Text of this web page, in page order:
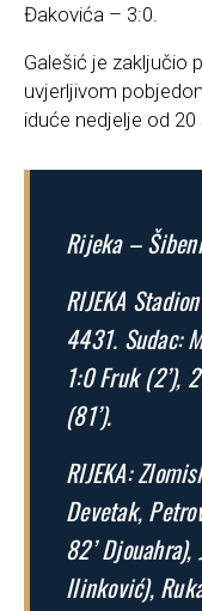
Đakovića – 3:0.
Galešić je zaključio
uvjerljivom
iduće nedjelje od
Rijeka –
RIJEKA
4431. Sudac:
1:0 Fruk (2’),
(81’).
RIJEKA:
Devetak,
82’
Ilinković),